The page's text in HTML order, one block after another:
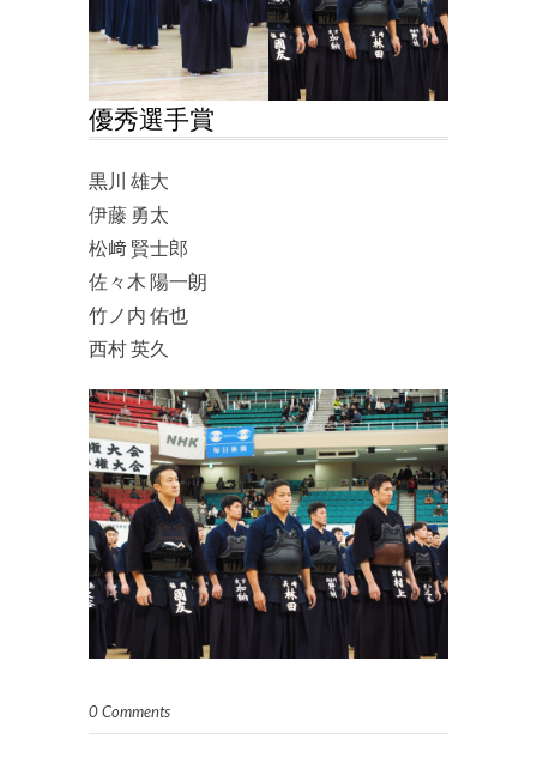
優秀選手賞
黒川 雄大
伊藤 勇太
松﨑 賢士郎
佐々木 陽一朗
竹ノ内 佑也
西村 英久
0 Comments